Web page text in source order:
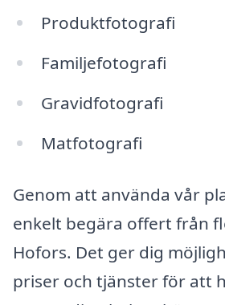
Produktfotografi
Familjefotografi
Gravidfotografi
Matfotografi
Genom att använda vår
enkelt begära offert från
Hofors. Det ger dig
priser och tjänster för att